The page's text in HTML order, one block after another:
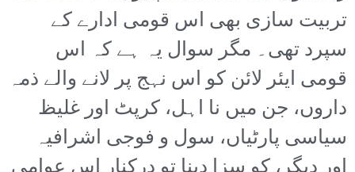
تربیت سازی بھی اس قومی ادارے کے
سپرد تھی۔ مگر سوال یہ ہے کہ اس
قومی ایئر لائن کو اس نہج پر لانے والے ذمہ
داروں، جن میں نا اہل، کرپٹ اور غلیظ
سیاسی پارٹیاں، سول و فوجی اشرافیہ